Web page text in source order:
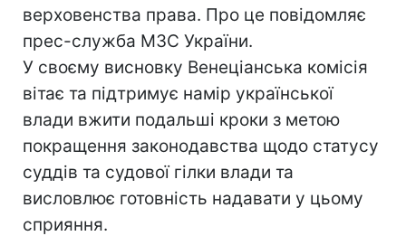
верховенства права. Про це повідомляє
прес-служба МЗС України.
У своєму висновку Венеціанська комісія
вітає та підтримує намір української
влади вжити подальші кроки з метою
покращення законодавства щодо статусу
суддів та судової гілки влади та
висловлює готовність надавати у цьому
сприяння.